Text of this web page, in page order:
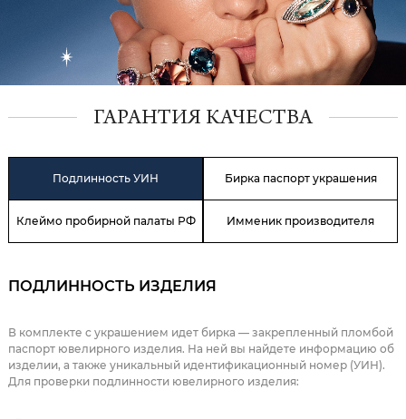
ГАРАНТИЯ КАЧЕСТВА
Подлинность УИН Бирка паспорт украшения
Клеймо пробирной палаты РФ Имменик производителя
ПОДЛИННОСТЬ ИЗДЕЛИЯ
В комплекте с украшением идет бирка — закрепленный пломбой
паспорт ювелирного изделия. На ней вы найдете информацию об
изделии, а также уникальный идентификационный номер (УИН).
Для проверки подлинности ювелирного изделия: